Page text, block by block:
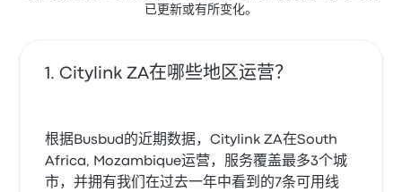
已更新或有所变化。
Citylink ZA在哪些地区运营？
根据Busbud的近期数据，Citylink ZA在South
Africa, Mozambique运营，服务覆盖最多3个城
市，并拥有我们在过去一年中看到的7条可用线